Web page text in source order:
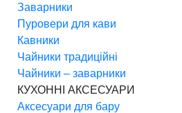
Заварники
Пуровери для кави
Кавники
Чайники традиційні
Чайники – заварники
КУХОННІ АКСЕСУАРИ
Аксесуари для бару